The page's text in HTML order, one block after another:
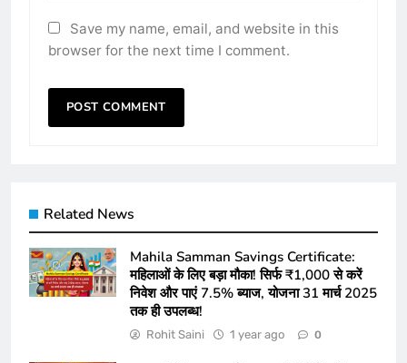
Save my name, email, and website in this
browser for the next time I comment.
Related News
Mahila Samman Savings Certificate:
महिलाओं के लिए बड़ा मौका! सिर्फ ₹1,000 से करें
निवेश और पाएं 7.5% ब्याज, योजना 31 मार्च 2025
तक ही उपलब्ध!
Rohit Saini 1 year ago 0